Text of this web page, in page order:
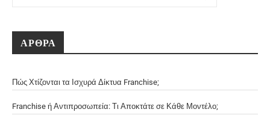
ΑΡΘΡΑ
Πώς Χτίζονται τα Ισχυρά Δίκτυα Franchise;
Franchise ή Αντιπροσωπεία: Τι Αποκτάτε σε Κάθε Μοντέλο;